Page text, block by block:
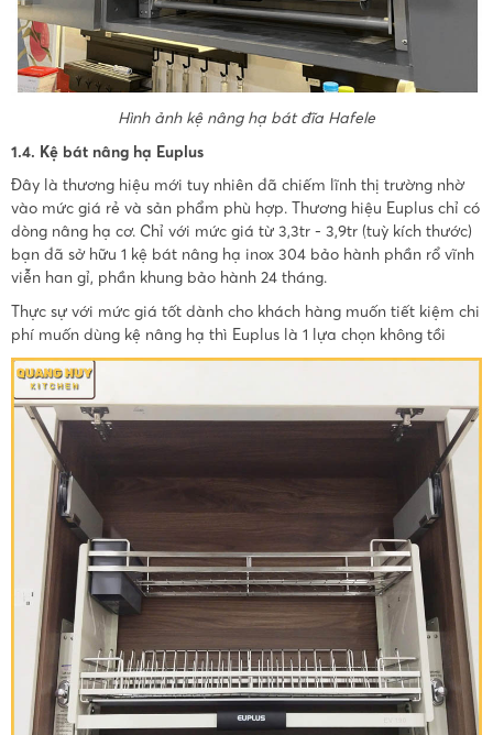
Hình ảnh kệ nâng hạ bát đĩa Hafele
1.4. Kệ bát nâng hạ Euplus
Đây là thương hiệu mới tuy nhiên đã chiếm lĩnh thị trường nhờ
vào mức giá rẻ và sản phẩm phù hợp. Thương hiệu Euplus chỉ có
dòng nâng hạ cơ. Chỉ với mức giá từ 3,3tr - 3,9tr (tuỳ kích thước)
bạn đã sở hữu 1 kệ bát nâng hạ inox 304 bảo hành phần rổ vĩnh
viễn han gỉ, phần khung bảo hành 24 tháng.
Thực sự với mức giá tốt dành cho khách hàng muốn tiết kiệm chi
phí muốn dùng kệ nâng hạ thì Euplus là 1 lựa chọn không tồi